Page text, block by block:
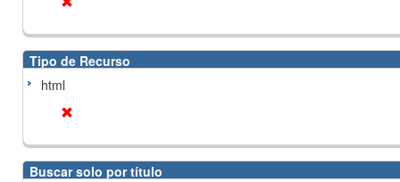
Tipo de Recurso
html
Buscar solo por título